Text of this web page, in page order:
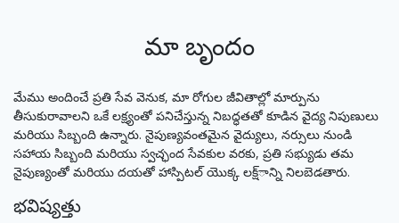
మా బృందం
మేము అందించే ప్రతి సేవ వెనుక, మా రోగుల జీవితాల్లో మార్పును
తీసుకురావాలని ఒకే లక్ష్యంతో పనిచేస్తున్న నిబద్ధతతో కూడిన వైద్య నిపుణులు
మరియు సిబ్బంది ఉన్నారు. నైపుణ్యవంతమైన వైద్యులు, నర్సులు నుండి
సహాయ సిబ్బంది మరియు స్వచ్ఛంద సేవకుల వరకు, ప్రతి సభ్యుడు తమ
నైపుణ్యంతో మరియు దయతో హాస్పిటల్ యొక్క లక్ష్ాన్ని నిలబెడతారు.
భవిష్యత్తు